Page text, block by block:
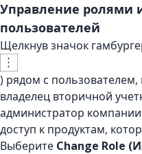
Управление ролями
пользователей
Щелкнув значок
) рядом с пользователем,
владелец вторичной
администратор
доступ к продуктам,
Выберите Change Role